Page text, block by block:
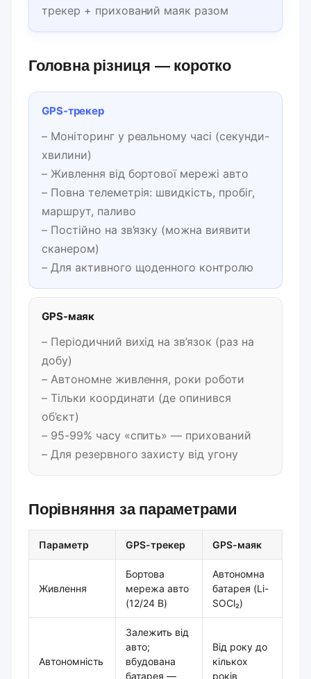
трекер + прихований маяк разом
Головна різниця — коротко
GPS-трекер
– Моніторинг у реальному часі (секунди-
хвилини)
– Живлення від бортової мережі авто
– Повна телеметрія: швидкість, пробіг,
маршрут, паливо
– Постійно на зв’язку (можна виявити
сканером)
– Для активного щоденного контролю
GPS-маяк
– Періодичний вихід на зв’язок (раз на
добу)
– Автономне живлення, роки роботи
– Тільки координати (де опинився
об’єкт)
– 95-99% часу «спить» — прихований
– Для резервного захисту від угону
Порівняння за параметрами
Параметр GPS-трекер GPS-маяк
Живлення
Бортова
мережа авто
(12/24 В)
Автономна
батарея (Li-
SOCl₂)
Автономність
Залежить від
авто;
вбудована
батарея —
Від року до
кількох
років